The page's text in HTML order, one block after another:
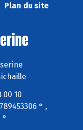
Plan du site
00 10
° ,
°